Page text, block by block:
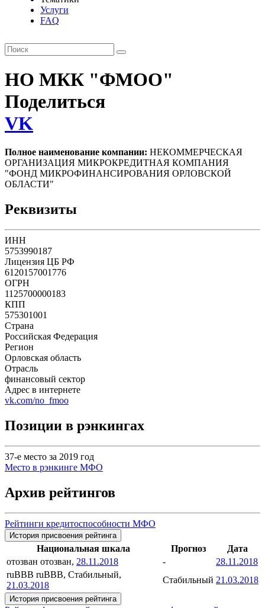
Услуги
FAQ
НО МКК "ФМОО"
Поделиться
VK
Полное наименование компании: НЕКОММЕРЧЕСКАЯ
ОРГАНИЗАЦИЯ МИКРОКРЕДИТНАЯ КОМПАНИЯ
"ФОНД МИКРОФИНАНСИРОВАНИЯ ОРЛОВСКОЙ
ОБЛАСТИ"
Реквизиты
ИНН
5753990187
Лицензия ЦБ РФ
6120157001776
ОГРН
1125700000183
КПП
575301001
Страна
Российская Федерация
Регион
Орловская область
Отрасль
финансовый сектор
Адрес в интернете
vk.com/no_fmoo
Позиции в рэнкингах
37-е место за 2019 год
Место в рэнкинге МФО
Архив рейтингов
Рейтинги кредитоспособности МФО
История присвоения рейтинга
Национальная шкала Прогноз
Дата
отозван отозван, 28.11.2018 -
28.11.2018
ruBBB ruBBB, Стабильный,
21.03.2018
Стабильный 21.03.2018
История присвоения рейтинга